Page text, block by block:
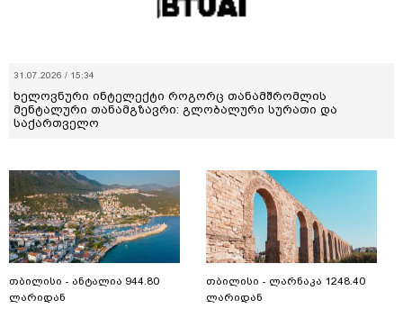
31.07.2026 / 15:34
ხელოვნური ინტელექტი როგორც თანამშრომლის
მენტალური თანამგზავრი: გლობალური სურათი და
საქართველო
თბილისი - ანტალია 944.80
ლარიდან
თბილისი - ლარნაკა 1248.40
ლარიდან